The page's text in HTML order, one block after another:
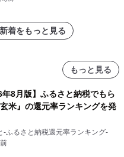
着をもっと見る
もっと見る
年8月版】ふるさと納税でもら
米』の還元率ランキングを発
-ふるさと納税還元率ランキング-